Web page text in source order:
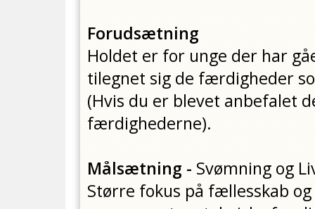
Forudsætning
Holdet er for unge der har
tilegnet sig de færdigheder
(Hvis du er blevet anbefalet
færdighederne).
Målsætning - Svømning og
Større fokus på fællesskab